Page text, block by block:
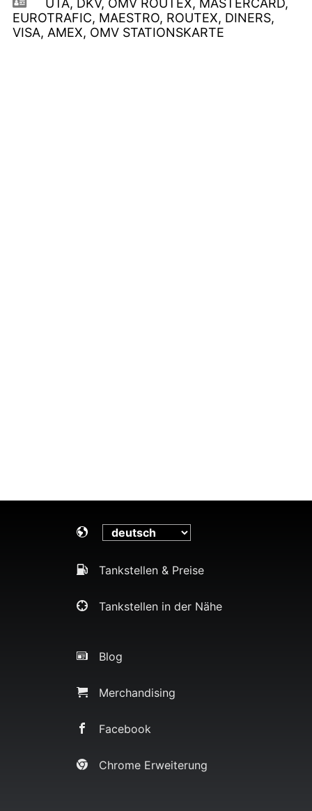
UTA, DKV, OMV ROUTEX, MASTERCARD,
EUROTRAFIC, MAESTRO, ROUTEX, DINERS,
VISA, AMEX, OMV STATIONSKARTE
Tankstellen & Preise
Tankstellen in der Nähe
Blog
Merchandising
Facebook
Chrome Erweiterung